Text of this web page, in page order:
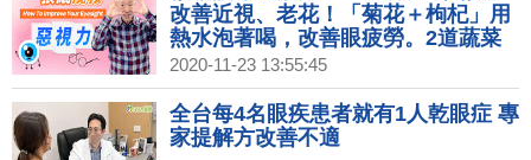
改善近視、老花！「菊花＋枸杞」用
熱水泡著喝，改善眼疲勞。2道蔬菜
湯，看東西清晰度大升級｜胡乃文開
講 Dr.HU_50
2020-11-23 13:55:45
全台每4名眼疾患者就有1人乾眼症 專
家提解方改善不適